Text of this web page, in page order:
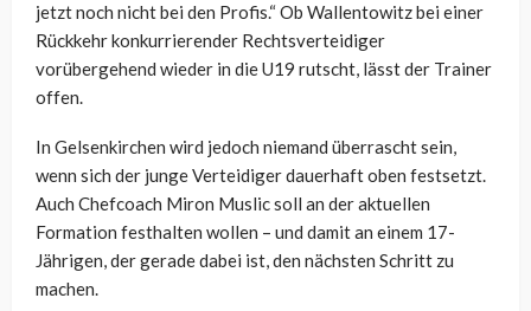
jetzt noch nicht bei den Profis.“ Ob Wallentowitz bei einer
Rückkehr konkurrierender Rechtsverteidiger
vorübergehend wieder in die U19 rutscht, lässt der Trainer
offen.
In Gelsenkirchen wird jedoch niemand überrascht sein,
wenn sich der junge Verteidiger dauerhaft oben festsetzt.
Auch Chefcoach Miron Muslic soll an der aktuellen
Formation festhalten wollen – und damit an einem 17-
Jährigen, der gerade dabei ist, den nächsten Schritt zu
machen.